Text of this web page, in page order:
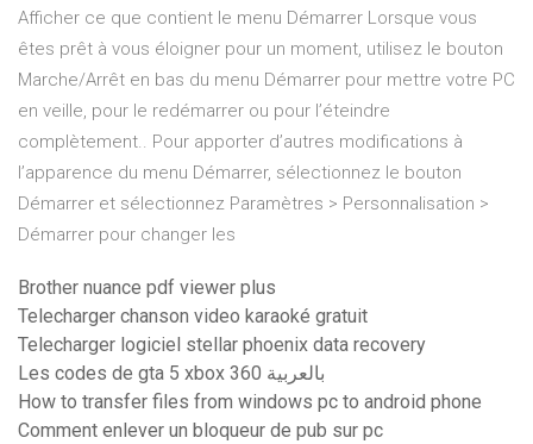
Afficher ce que contient le menu Démarrer Lorsque vous
êtes prêt à vous éloigner pour un moment, utilisez le bouton
Marche/Arrêt en bas du menu Démarrer pour mettre votre PC
en veille, pour le redémarrer ou pour l’éteindre
complètement.. Pour apporter d’autres modifications à
l’apparence du menu Démarrer, sélectionnez le bouton
Démarrer et sélectionnez Paramètres > Personnalisation >
Démarrer pour changer les
Brother nuance pdf viewer plus
Telecharger chanson video karaoké gratuit
Telecharger logiciel stellar phoenix data recovery
Les codes de gta 5 xbox 360 بالعربية
How to transfer files from windows pc to android phone
Comment enlever un bloqueur de pub sur pc